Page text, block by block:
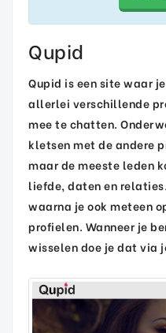
Qupid
Qupid is een site waar
allerlei verschillende
mee te chatten.
kletsen met de andere
maar de meeste leden
liefde, daten en
waarna je ook meteen
profielen. Wanneer je
wisselen doe je dat via